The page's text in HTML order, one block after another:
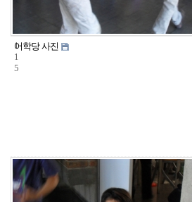
1
1
5
어학당 사진